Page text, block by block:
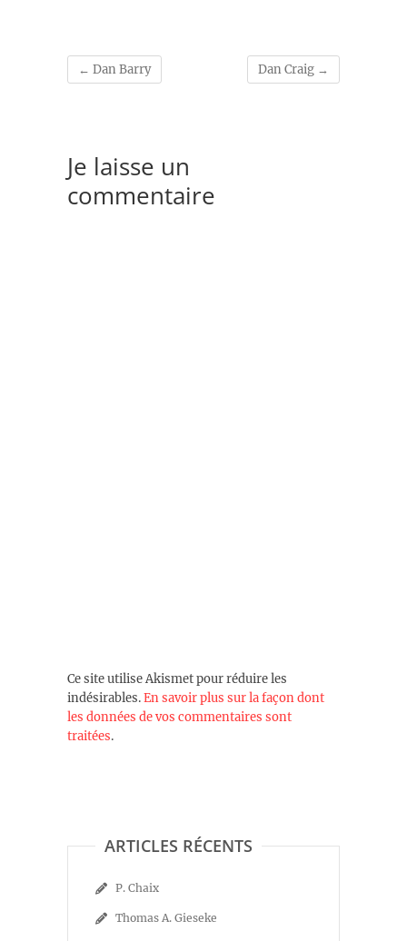
← Dan Barry Dan Craig →
Je laisse un
commentaire
Ce site utilise Akismet pour réduire les
indésirables.En savoir plus sur la façon dont
les données de vos commentaires sont
traitées.
ARTICLES RÉCENTS
P. Chaix
Thomas A. Gieseke